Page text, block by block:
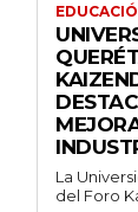
La
del Foro